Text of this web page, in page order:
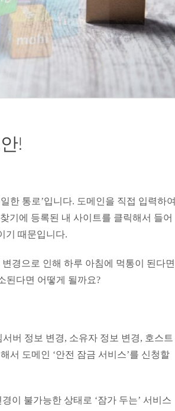
!
한 통로’입니다. 도메인을 직접 입력하여
기에 등록된 내 사이트를 클릭해서 들어
기 때문입니다.
경으로 인해 하루 아침에 먹통이 된다면
된다면 어떻게 될까요?
버 정보 변경, 소유자 정보 변경, 호스트
서 도메인 ‘안전 잠금 서비스’를 신청할
이 불가능한 상태로 ‘잠가 두는’ 서비스